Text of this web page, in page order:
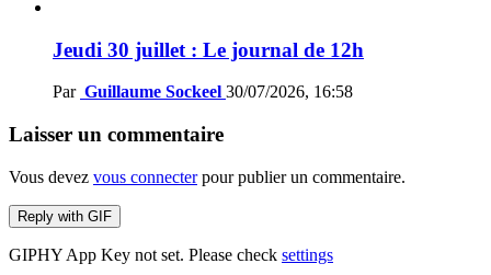
Jeudi 30 juillet : Le journal de 12h
Par Guillaume Sockeel 30/07/2026, 16:58
Laisser un commentaire
Vous devez vous connecterpour publier un commentaire.
Reply with GIF
GIPHY App Key not set. Please check settings